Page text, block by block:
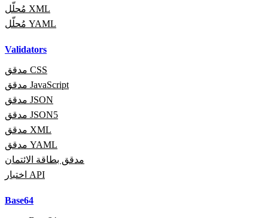
مُحلّل XML
مُحلّل YAML
Validators
مدقق CSS
مدقق JavaScript
مدقق JSON
مدقق JSON5
مدقق XML
مدقق YAML
مدقق بطاقة الائتمان
اختبار API
Base64